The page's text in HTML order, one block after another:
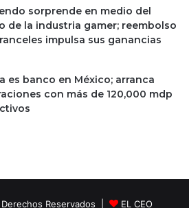
sorprende en medio del
de la industria gamer; reembolso
impulsa sus ganancias
es banco en México; arranca
con más de 120,000 mdp
Reservados | EL CEO